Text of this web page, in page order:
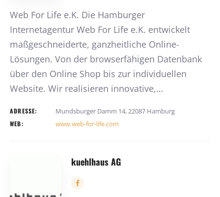
Web For Life e.K. Die Hamburger
Internetagentur Web For Life e.K. entwickelt
maßgeschneiderte, ganzheitliche Online-
Lösungen. Von der browserfähigen Datenbank
über den Online Shop bis zur individuellen
Website. Wir realisieren innovative,…
ADRESSE: Mundsburger Damm 14, 22087 Hamburg
WEB: www.web-for-life.com
kuehlhaus AG